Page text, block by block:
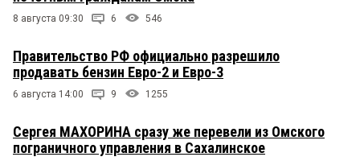
8 августа 09:30 6 546
Правительство РФ официально разрешило
продавать бензин Евро-2 и Евро-3
6 августа 14:00 9 1255
Сергея МАХОРИНА сразу же перевели из Омского
пограничного управления в Сахалинское